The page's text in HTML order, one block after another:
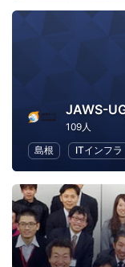
JAWS-
109人
島根
ITインフラ